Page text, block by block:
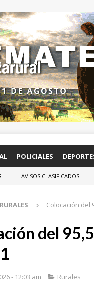
POLICIALES
AVISOS CLASIFICADOS
RURALES Colocación del
del
- 12:03 am Rurales